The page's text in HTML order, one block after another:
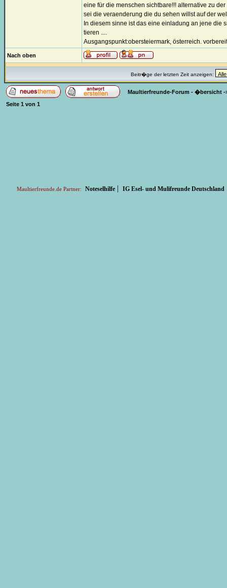
eine für die menschen sichtbare!!! alternative zu
sei die veraenderung die du sehen willst auf der
In diesem sinne ist das eine einladung an jene die
tieren ....
Ausgangspunkt:obersteiermark, österreich.
Nach oben
Beitr�ge der letzten Zeit anzeigen:
Maultierfreunde-Forum - �bersicht -
Seite 1 von 1
Maultierfreunde.de Partner: Noteselhilfe | IG Esel- und Mulifreunde Deutschland